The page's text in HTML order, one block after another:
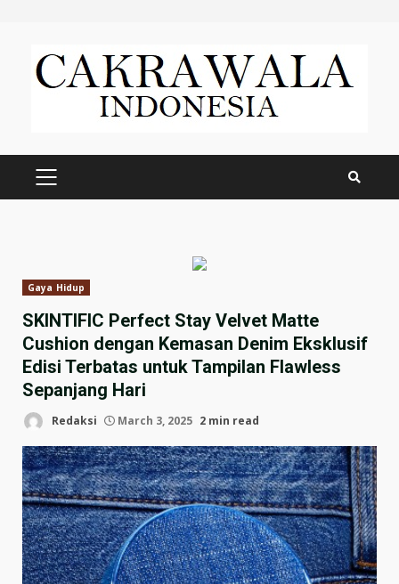
content
PRIMARY
Gaya Hidup
SKINTIFIC Perfect Stay Velvet Matte
Cushion dengan Kemasan Denim Eksklusif
Edisi Terbatas untuk Tampilan Flawless
Sepanjang Hari
Redaksi March 3, 2025 2 min read